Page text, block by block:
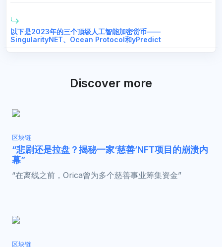
以下是2023年的三个顶级人工智能加密货币——
SingularityNET、Ocean Protocol和yPredict
Discover more
区块链
“悲剧还是拉盘？揭秘一家‘慈善’NFT项目的崩溃内
幕”
“在离线之前，Orica曾为多个慈善事业筹集资金”
区块链